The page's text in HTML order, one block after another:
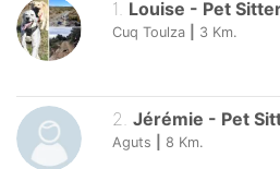
1. Louise - Pet
Cuq Toulza 3 Km.
2. Jérémie - Pet
Aguts 8 Km.